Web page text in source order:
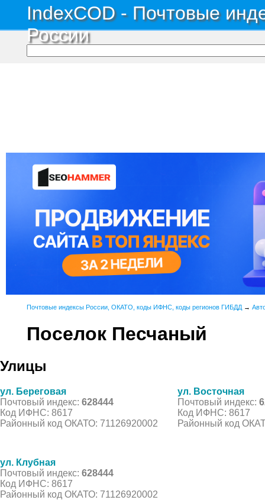
IndexCOD - Почтовые
России
Почтовые индексы России, ОКАТО, коды ИФНС, коды регионов ГИБДД →
Поселок Песчаный
Улицы
ул. Береговая
Почтовый индекс: 628444
Код ИФНС: 8617
Районный код ОКАТО: 71126920002
ул. Восточная
Почтовый индекс:
Код ИФНС: 8617
Районный код
ул. Клубная
Почтовый индекс: 628444
Код ИФНС: 8617
Районный код ОКАТО: 71126920002